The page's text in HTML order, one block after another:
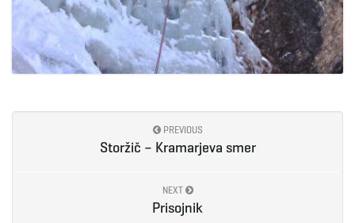
PREVIOUS
Storžič – Kramarjeva smer
NEXT
Prisojnik